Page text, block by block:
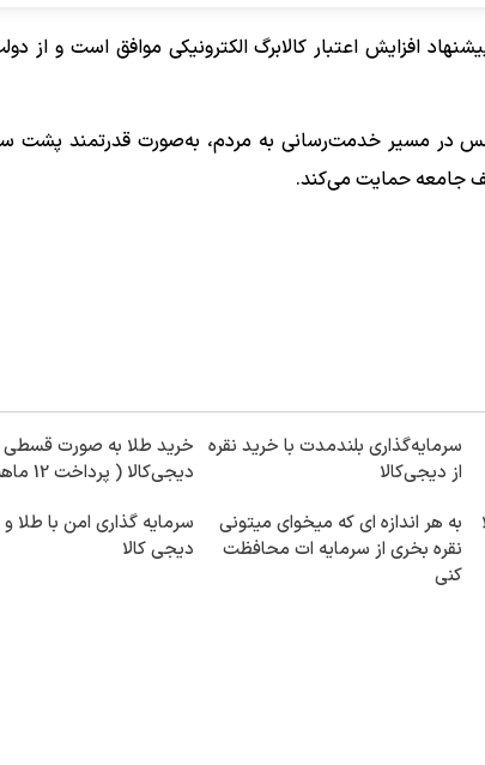
افزایش اعتبار کالابرگ الکترونیکی موافق است و
در مسیر خدمت‌رسانی به مردم، به‌صورت قدرتمند پشت سر
جامعه حمایت می‌کند.
سرمایه‌گذاری بلندمدت با خرید نقره
از دیجی‌کالا
خرید طلا به صورت قسطی
دیجی‌کالا ( پرداخت 12 ماهه )
به هر اندازه ای که میخوای میتونی
نقره بخری از سرمایه ات محافظت
کنی
سرمایه گذاری امن با طلا و
دیجی کالا